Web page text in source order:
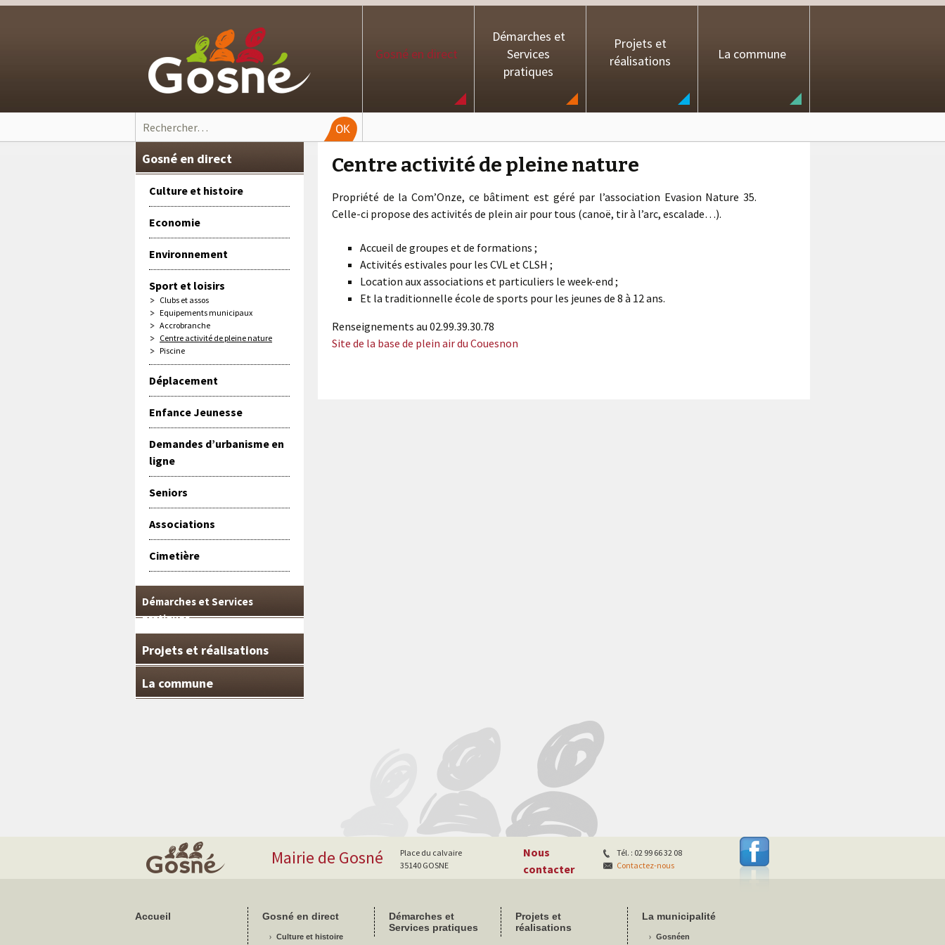
Skip to content
Gosné en direct
Démarches et
Services
pratiques
Projets et
réalisations
La commune
Rechercher :
Gosné en direct
Culture et histoire
Economie
Environnement
Sport et loisirs
Clubs et assos
Equipements municipaux
Accrobranche
Centre activité de pleine nature
Piscine
Déplacement
Enfance Jeunesse
Demandes d’urbanisme en
ligne
Seniors
Associations
Cimetière
Démarches et Services
pratiques
Projets et réalisations
La commune
Centre activité de pleine nature
Propriété de la Com’Onze, ce bâtiment est géré par l’association Evasion Nature 35.
Celle-ci propose des activités de plein air pour tous (canoë, tir à l’arc, escalade…).
Accueil de groupes et de formations ;
Activités estivales pour les CVL et CLSH ;
Location aux associations et particuliers le week-end ;
Et la traditionnelle école de sports pour les jeunes de 8 à 12 ans.
Renseignements au 02.99.39.30.78
Site de la base de plein air du Couesnon
Mairie de Gosné
Place du calvaire
35140 GOSNE
Nous
contacter
Tél. : 02 99 66 32 08
Contactez-nous
Accueil Gosné en direct
Culture et histoire
Démarches et
Services pratiques
Projets et
réalisations
La municipalité
Gosnéen